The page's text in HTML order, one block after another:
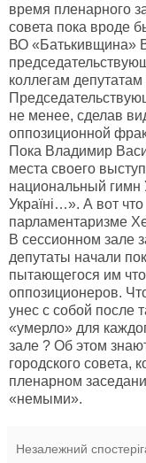
время пленарного
совета пока вроде
ВО «Батькивщина»
коллегам
не менее, сделав
оппозиционной
Пока Владимир
места своего
национальный
Україні…». А вот
парламентаризме
В сессионном зале
депутаты начали
пытающегося им
оппозиционеров.
унес с собой после
«умерло» для
зале ? Об этом
городского совета,
пленарном
«немыми».
Незалежний